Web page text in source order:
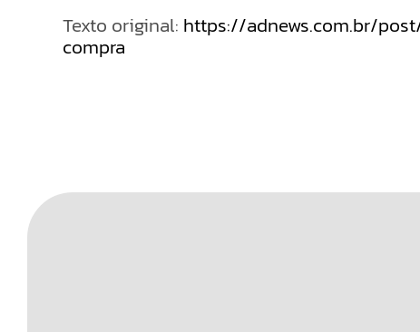
Texto original: https://adnews.com.br/
compra